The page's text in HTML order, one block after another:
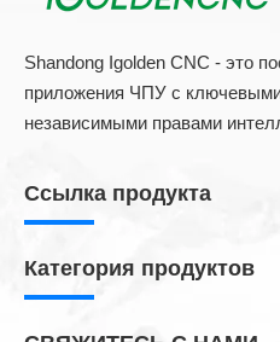
неполадок машины, что
Например, когда вы
процесса операции на
я на вашей стороне, чтобы